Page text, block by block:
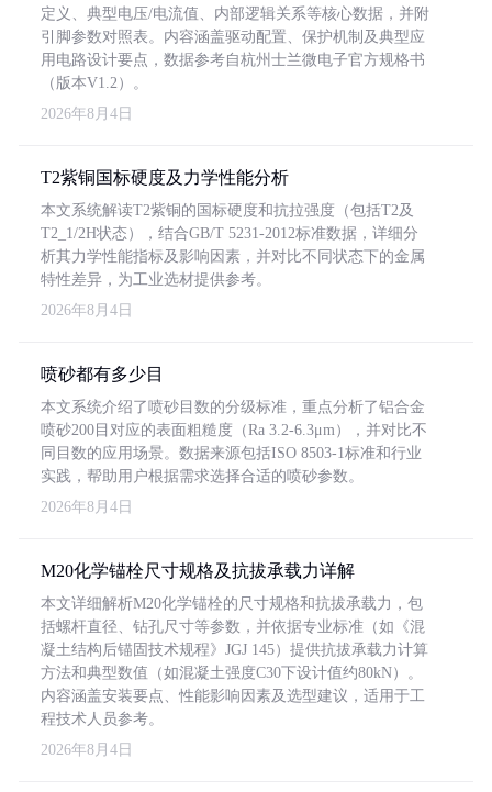
定义、典型电压/电流值、内部逻辑关系等核心数据，并附
引脚参数对照表。内容涵盖驱动配置、保护机制及典型应
用电路设计要点，数据参考自杭州士兰微电子官方规格书
（版本V1.2）。
2026年8月4日
T2紫铜国标硬度及力学性能分析
本文系统解读T2紫铜的国标硬度和抗拉强度（包括T2及
T2_1/2H状态），结合GB/T 5231-2012标准数据，详细分
析其力学性能指标及影响因素，并对比不同状态下的金属
特性差异，为工业选材提供参考。
2026年8月4日
喷砂都有多少目
本文系统介绍了喷砂目数的分级标准，重点分析了铝合金
喷砂200目对应的表面粗糙度（Ra 3.2-6.3μm），并对比不
同目数的应用场景。数据来源包括ISO 8503-1标准和行业
实践，帮助用户根据需求选择合适的喷砂参数。
2026年8月4日
M20化学锚栓尺寸规格及抗拔承载力详解
本文详细解析M20化学锚栓的尺寸规格和抗拔承载力，包
括螺杆直径、钻孔尺寸等参数，并依据专业标准（如《混
凝土结构后锚固技术规程》JGJ 145）提供抗拔承载力计算
方法和典型数值（如混凝土强度C30下设计值约80kN）。
内容涵盖安装要点、性能影响因素及选型建议，适用于工
程技术人员参考。
2026年8月4日